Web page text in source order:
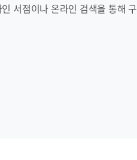
서점이나 온라인 검색을 통해 구